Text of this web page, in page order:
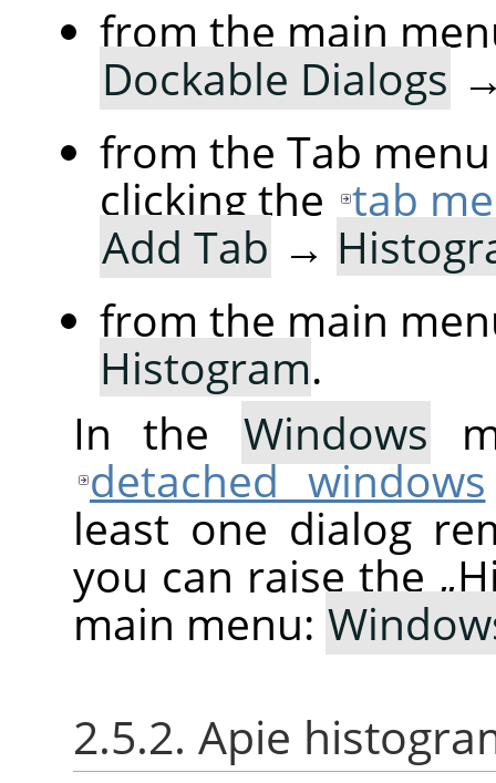
from the main
Dockable Dialogs
from the Tab
clicking the tab
Add Tab →
from the main
Histogram.
In the Windows
detached windows
least one dialog
you can raise the„
main menu:
2.5.2. Apie